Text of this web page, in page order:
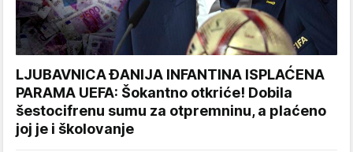
LJUBAVNICA ĐANIJA INFANTINA ISPLAĆENA
PARAMA UEFA: Šokantno otkriće! Dobila
šestocifrenu sumu za otpremninu, a plaćeno
joj je i školovanje